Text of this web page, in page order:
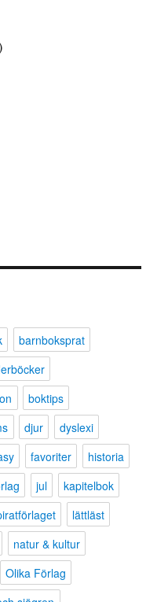
barnboksprat
boktips
djur
dyslexi
favoriter
historia
jul
kapitelbok
lättläst
natur & kultur
Olika Förlag